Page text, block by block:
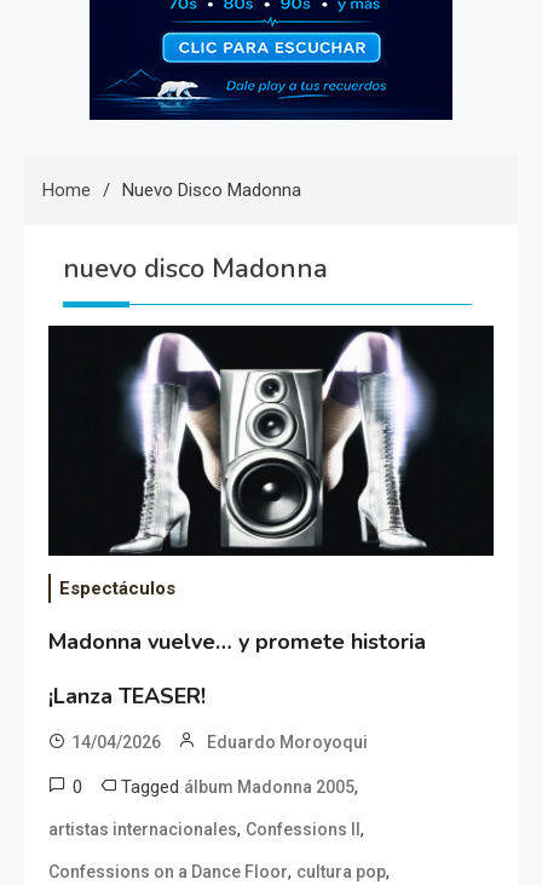
Home Nuevo Disco Madonna
nuevo disco Madonna
Espectáculos
Madonna vuelve… y promete historia
¡Lanza TEASER!
14/04/2026 Eduardo Moroyoqui
0 Tagged álbum Madonna 2005,
artistas internacionales, Confessions II ,
Confessions on a Dance Floor, cultura pop,